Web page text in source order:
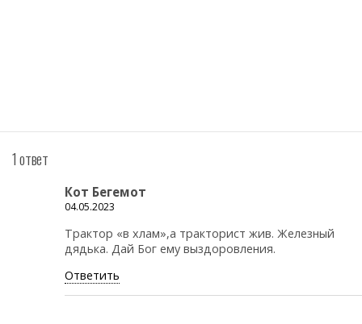
1 ответ
Кот Бегемот
04.05.2023
Трактор «в хлам»,а тракторист жив. Железный
дядька. Дай Бог ему выздоровления.
Ответить